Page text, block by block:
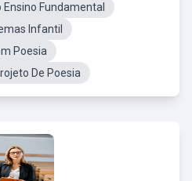
Fundamental
Infantil
Poesia
De Poesia